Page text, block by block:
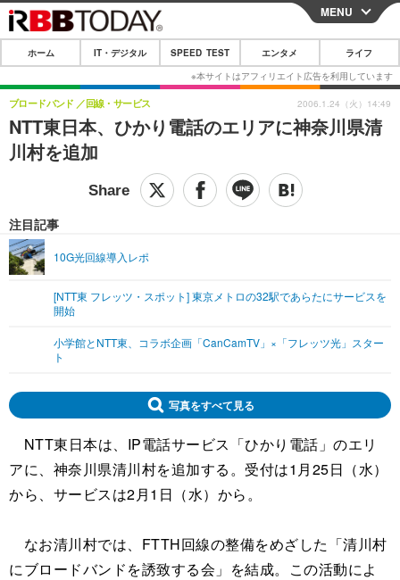
CLOSE
ホーム
IT・デジタル
IT・デジタルTOP スマートフォン
その他
SPEED TEST
映画・ドラマ
ショッピング その他
ライフTOP
リリース一覧
MENU
ホーム IT・デジタル SPEED TEST エンタメ ライフ
NTT東日本、ひかり電話のエリアに神奈川県清
川村を追加
ブロードバンド 回線・サービス
注目記事
10G光回線導入レポ
[NTT東 フレッツ・スポット] 東京メトロの32駅であらたにサービスを
開始
小学館とNTT東、コラボ企画「CanCamTV」×「フレッツ光」スター
ト
2006.1.24（火）14:49
写真をすべて見る
NTT東日本は、IP電話サービス「ひかり電話」のエリ
アに、神奈川県清川村を追加する。受付は1月25日（水）
から、サービスは2月1日（水）から。
なお清川村では、FTTH回線の整備をめざした「清川村
にブロードバンドを誘致する会」を結成。この活動によ